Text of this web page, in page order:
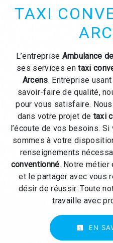
TAXI
L’entreprise Ambulance
ses services entaxi
Arcens. Entreprise usant
savoir-faire de qualité,
pour vous satisfaire.
dans votre projet de taxi
l’écoute de vos besoins.
sommes à votre
renseignements
conventionné. Notre métier
et le partager avec vous
désir de réussir. Toute
travaille avec
EN